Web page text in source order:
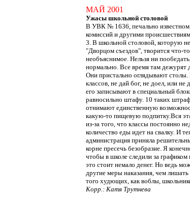
МАЙ 2001
Ужасы школьной столовой
В УВК № 1636, печально известном
комиссий и другими
3. В школьной столовой, которую
"Дворцом съездов", творится что-
необъяснимое. Нельзя ни
нормально. Все время там дежурят
Они пристально оглядывают столы.
классов, не дай бог, не доел, или
его записывают в специальный
равносильно штафу. 10 таких
отнимают единственную
какую-то пищевую подпитку.Вся
из-за того, что классы постоянно
количество еды идет на свалку. И
администрация приняла
корне пресечь безобразие. Я
чтобы в школе следили за графиком
это стоит немало денег. Но ведь
другие меры наказания, чем
того худющих, как воблы,
Корр.: Катя Трутнева